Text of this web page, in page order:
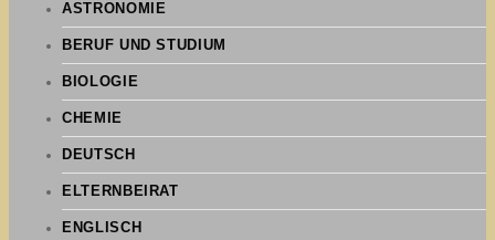
ASTRONOMIE
BERUF UND STUDIUM
BIOLOGIE
CHEMIE
DEUTSCH
ELTERNBEIRAT
ENGLISCH